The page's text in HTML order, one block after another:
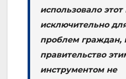
использовало
исключительно
проблем граждан,
правительство
инструментом не